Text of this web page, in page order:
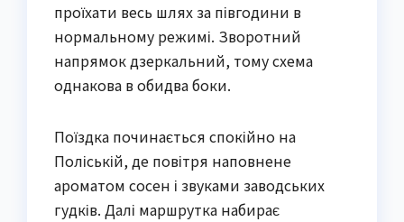
проїхати весь шлях за півгодини в
нормальному режимі. Зворотний
напрямок дзеркальний, тому схема
однакова в обидва боки.
Поїздка починається спокійно на
Поліській, де повітря наповнене
ароматом сосен і звуками заводських
гудків. Далі маршрутка набирає